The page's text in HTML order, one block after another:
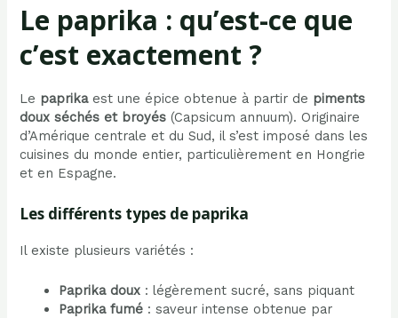
Le paprika : qu’est-ce que
c’est exactement ?
Le paprikaest une épice obtenue à partir de piments
doux séchés et broyés (Capsicum annuum). Originaire
d’Amérique centrale et du Sud, il s’est imposé dans les
cuisines du monde entier, particulièrement en Hongrie
et en Espagne.
Les différents types de paprika
Il existe plusieurs variétés :
Paprika doux : légèrement sucré, sans piquant
Paprika fumé : saveur intense obtenue par